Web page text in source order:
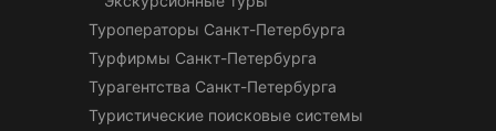
Туроператоры Санкт-Петербурга
Турфирмы Санкт-Петербурга
Турагентства Санкт-Петербурга
Туристические поисковые системы